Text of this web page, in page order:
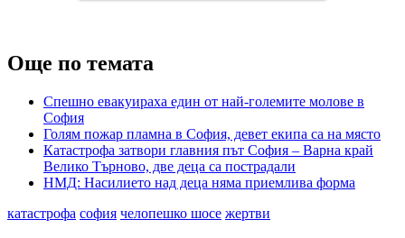
Още по темата
Спешно евакуираха един от най-големите молове в
София
Голям пожар пламна в София, девет екипа са на място
Катастрофа затвори главния път София – Варна край
Велико Търново, две деца са пострадали
НМД: Насилието над деца няма приемлива форма
катастрофа софия челопешко шосе жертви